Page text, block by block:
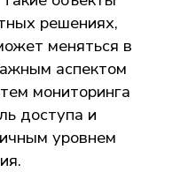
решениях,
меняться в
аспектом
мониторинга
доступа и
уровнем